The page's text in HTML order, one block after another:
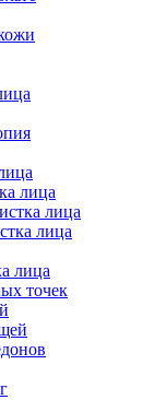
лица
лица
лица
лица
точек